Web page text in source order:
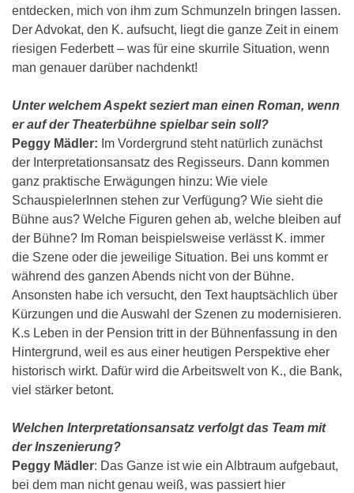
entdecken, mich von ihm zum Schmunzeln bringen lassen.
Der Advokat, den K. aufsucht, liegt die ganze Zeit in einem
riesigen Federbett – was für eine skurrile Situation, wenn
man genauer darüber nachdenkt!
Unter welchem Aspekt seziert man einen Roman, wenn
er auf der Theaterbühne spielbar sein soll?
Peggy Mädler: Im Vordergrund steht natürlich zunächst
der Interpretationsansatz des Regisseurs. Dann kommen
ganz praktische Erwägungen hinzu: Wie viele
SchauspielerInnen stehen zur Verfügung? Wie sieht die
Bühne aus? Welche Figuren gehen ab, welche bleiben auf
der Bühne? Im Roman beispielsweise verlässt K. immer
die Szene oder die jeweilige Situation. Bei uns kommt er
während des ganzen Abends nicht von der Bühne.
Ansonsten habe ich versucht, den Text hauptsächlich über
Kürzungen und die Auswahl der Szenen zu modernisieren.
K.s Leben in der Pension tritt in der Bühnenfassung in den
Hintergrund, weil es aus einer heutigen Perspektive eher
historisch wirkt. Dafür wird die Arbeitswelt von K., die Bank,
viel stärker betont.
Welchen Interpretationsansatz verfolgt das Team mit
der Inszenierung?
Peggy Mädler: Das Ganze ist wie ein Albtraum aufgebaut,
bei dem man nicht genau weiß, was passiert hier